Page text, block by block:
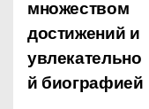
в
и
г
множеством
достижений и
увлекательно
й биографией